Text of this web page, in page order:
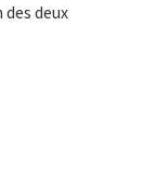
deux